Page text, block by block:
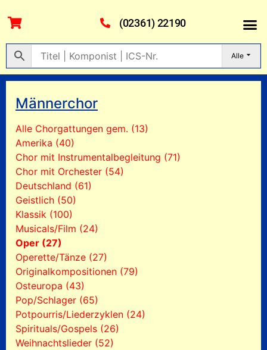
(02361) 22190
Alle
Männerchor
Alle Chorgattungen gem. (13)
Amerika (40)
Chor mit Instrumentalbegleitung (71)
Chor mit Orchester (54)
Deutschland (61)
Geistlich (50)
Klassik (100)
Musicals/Film (24)
Oper (27)
Operette/Tänze (27)
Originalkompositionen (79)
Osteuropa (43)
Pop/Schlager (65)
Potpourris/Liederzyklen (24)
Spirituals/Gospels (26)
Weihnachtslieder (52)